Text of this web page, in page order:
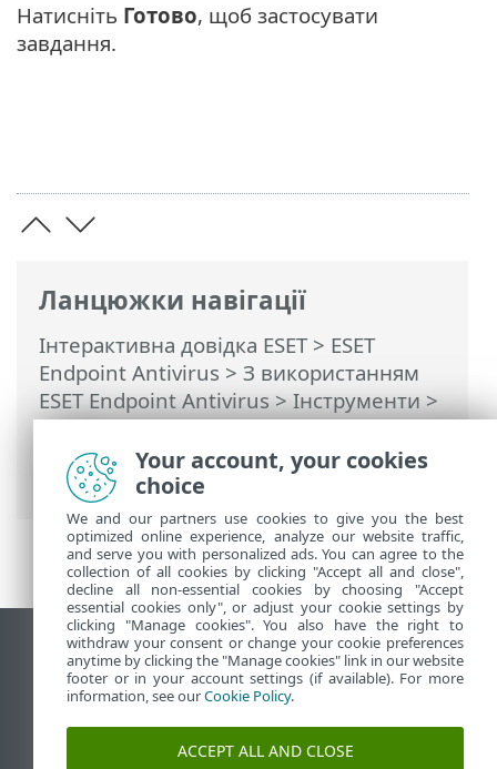
Ланцюжки навігації
Інтерактивна довідка ESET> ESET
Endpoint Antivirus > З використанням
ESET Endpoint Antivirus>Інструменти>
Планувальник> Діалогові вікна:
розклад > Відомості про завдання:
запуск програми
Натисніть Готово, щоб застосувати
завдання.
Переглянути повну версію
End of Life
База знань ESET
Форум ESET
Your account, your cookies
choice
We and our partners use cookies to give you the best
optimized online experience, analyze our website traffic,
and serve you with personalized ads. You can agree to the
collection of all cookies by clicking "Accept all and close",
decline all non-essential cookies by choosing "Accept
essential cookies only", or adjust your cookie settings by
clicking "Manage cookies". You also have the right to
withdraw your consent or change your cookie preferences
anytime by clicking the "Manage cookies" link in our website
footer or in your account settings (if available). For more
information, see ourCookie Policy.
ACCEPT ALL AND CLOSE